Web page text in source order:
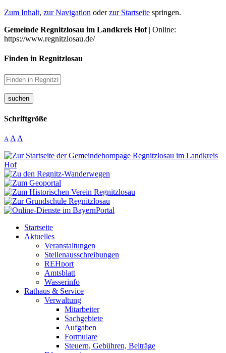
Zum Inhalt, zur Navigation oderzur Startseite springen.
Gemeinde Regnitzlosau im Landkreis Hof| Online:
https://www.regnitzlosau.de/
Finden in Regnitzlosau
suchen
Schriftgröße
A A A
Startseite
Aktuelles
Veranstaltungen
Stellenausschreibungen
REHport
Amtsblatt
Wasserinfo
Rathaus & Service
Verwaltung
Mitarbeiter
Sachgebiete
Aufgaben
Formulare
Steuern, Gebühren, Beiträge